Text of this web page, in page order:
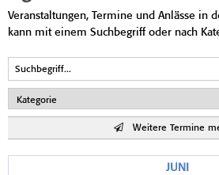
Veranstaltungen, Termine und Anlässe in
kann mit einem Suchbegriff oder nach
Weitere Termine
JUNI